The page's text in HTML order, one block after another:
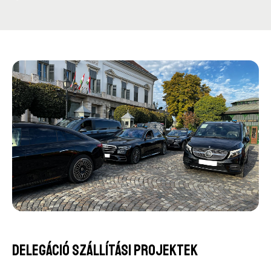
Delegáció szállítási projektek